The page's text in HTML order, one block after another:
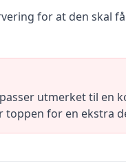
for at den skal
utmerket til en
toppen for en ekstra